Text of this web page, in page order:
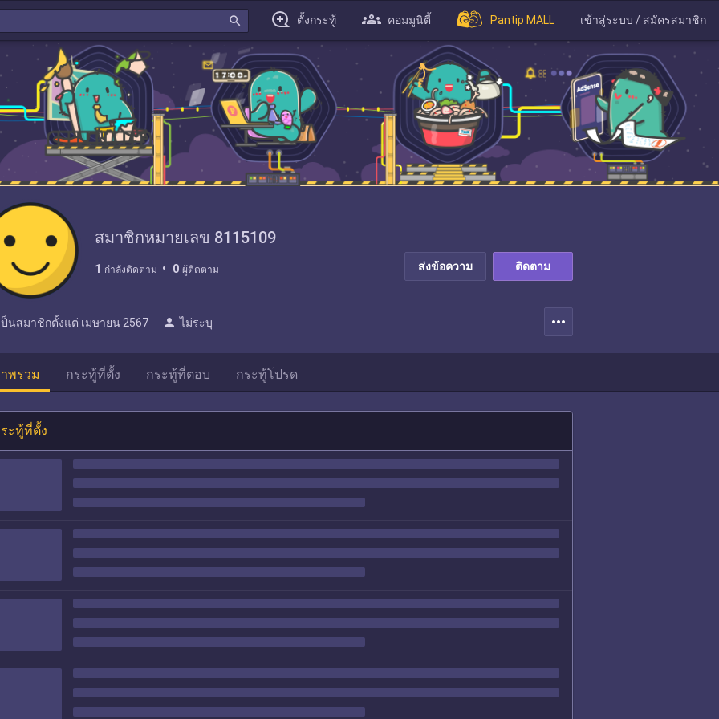
search ตั้งกระทู้ คอมมูนิตี้ Pantip MALL เข้าสู่ระบบ / สมัครสมาชิก
สมาชิกหมายเลข 8115109
1 กำลังติดตาม 0 ผู้ติดตาม ส่งข้อความ ติดตาม
ป็นสมาชิกตั้งแต่ เมษายน 2567 person ไม่ระบุ more_horiz
พรวม กระทู้ที่ตั้ง กระทู้ที่ตอบ กระทู้โปรด
ะทู้ที่ตั้ง